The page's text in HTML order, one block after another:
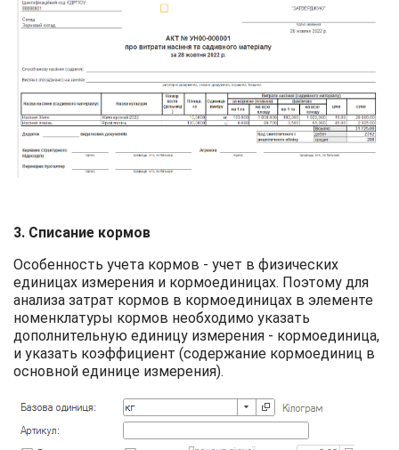
3. Списание кормов
Особенность учета кормов - учет в физических
единицах измерения и кормоединицах. Поэтому для
анализа затрат кормов в кормоединицах в элементе
номенклатуры кормов необходимо указать
дополнительную единицу измерения - кормоединица,
и указать коэффициент (содержание кормоединиц в
основной единице измерения).